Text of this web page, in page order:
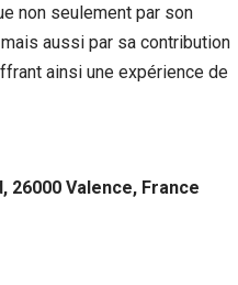
non seulement par son
aussi par sa contribution
ainsi une expérience de
26000 Valence, France